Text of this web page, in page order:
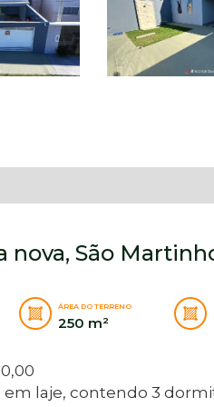
nova, São
ÁREA DO TERRENO
250 m²
em laje, contendo 3